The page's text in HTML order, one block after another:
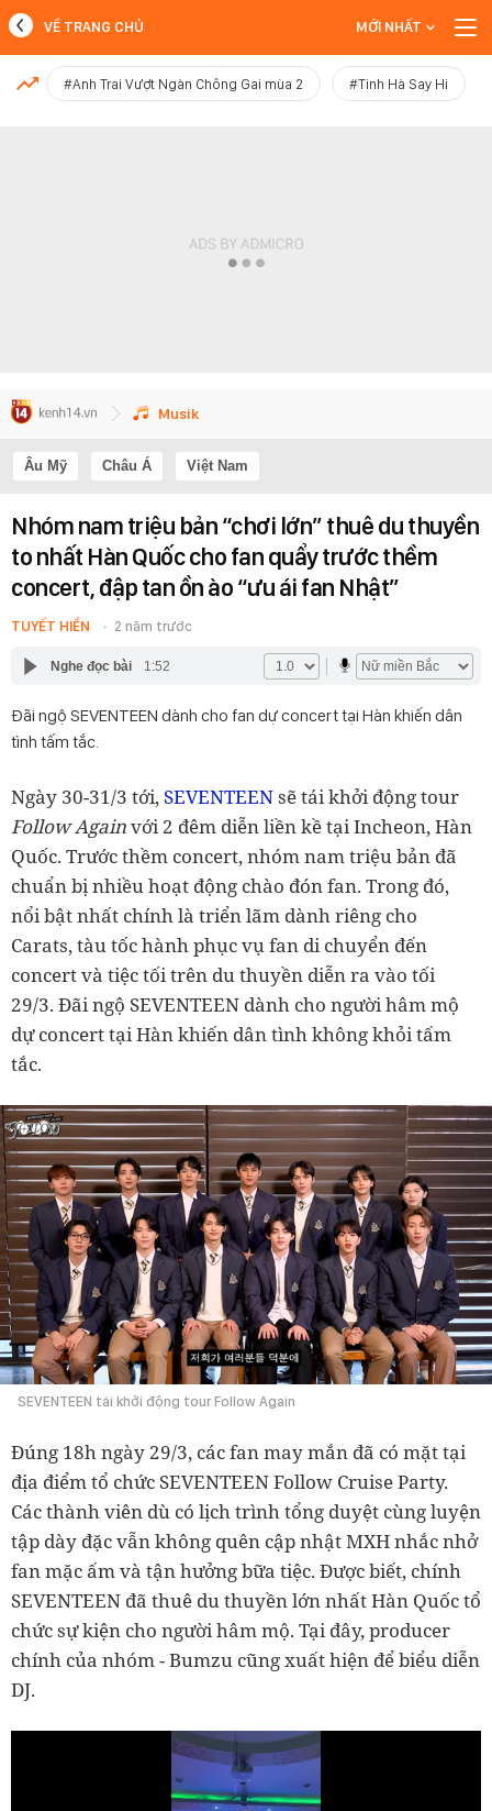
MỚI NHẤT
VỀ TRANG CHỦ MỚI NHẤT
#Anh Trai Vượt Ngàn Chông Gai mùa 2 #Tinh Hà Say Hi
Musik
Âu Mỹ Châu Á Việt Nam
Nhóm nam triệu bản “chơi lớn” thuê du thuyền
to nhất Hàn Quốc cho fan quẩy trước thềm
concert, đập tan ồn ào “ưu ái fan Nhật”
TUYẾT HIỀN 2 năm trước
Nghe đọc bài 1:52
Đãi ngộ SEVENTEEN dành cho fan dự concert tại Hàn khiến dân
tình tấm tắc.
Ngày 30-31/3 tới,SEVENTEENsẽ tái khởi động tour
Follow Againvới 2 đêm diễn liền kề tại Incheon, Hàn
Quốc. Trước thềm concert, nhóm nam triệu bản đã
chuẩn bị nhiều hoạt động chào đón fan. Trong đó,
nổi bật nhất chính là triển lãm dành riêng cho
Carats, tàu tốc hành phục vụ fan di chuyển đến
concert và tiệc tối trên du thuyền diễn ra vào tối
29/3. Đãi ngộ SEVENTEEN dành cho người hâm mộ
dự concert tại Hàn khiến dân tình không khỏi tấm
tắc.
SEVENTEEN tái khởi động tour Follow Again
Đúng 18h ngày 29/3, các fan may mắn đã có mặt tại
địa điểm tổ chức SEVENTEEN Follow Cruise Party.
Các thành viên dù có lịch trình tổng duyệt cùng luyện
tập dày đặc vẫn không quên cập nhật MXH nhắc nhở
fan mặc ấm và tận hưởng bữa tiệc. Được biết, chính
SEVENTEEN đã thuê du thuyền lớn nhất Hàn Quốc tổ
chức sự kiện cho người hâm mộ. Tại đây, producer
chính của nhóm - Bumzu cũng xuất hiện để biểu diễn
DJ.